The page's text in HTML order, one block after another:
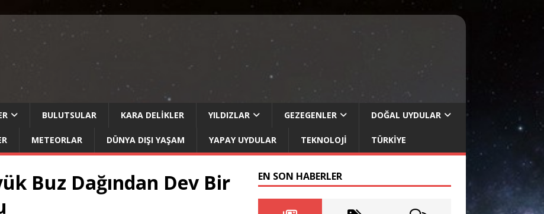
BULUTSULAR KARA DELIKLER YILDIZLAR GEZEGENLER DOĞAL UYDULAR
METEORLAR DÜNYA DIŞI YAŞAM YAPAY UYDULAR TEKNOLOJI TÜRKIYE
Buz Dağından Dev Bir
EN SON HABERLER